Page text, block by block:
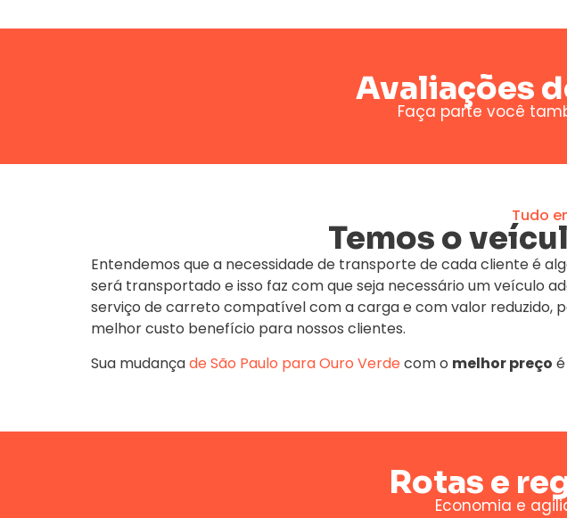
Avaliações
Faça parte você
Tudo
Temos o
Entendemos que a necessidade de transporte de cada cliente é
será transportado e isso faz com que seja necessário um veículo
serviço de carreto compatível com a carga e com valor reduzido,
melhor custo benefício para nossos clientes.
Sua mudançade São Paulo para Ouro Verdecom o melhor preço
Rotas e
Economia e